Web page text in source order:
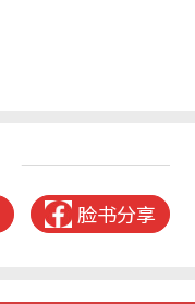
脸书分享